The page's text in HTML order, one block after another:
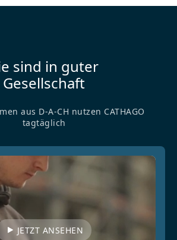
sind in guter
Gesellschaft
aus D-A-CH nutzen CATHAGO
tagtäglich
JETZT ANSEHEN